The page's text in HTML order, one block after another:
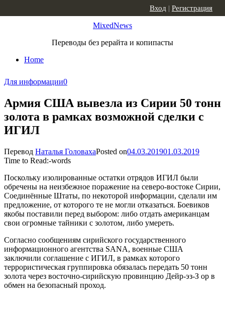
MixedNews
Переводы без рерайта и копипасты
Home
Вход | Регистрация
Для информации0
Армия США вывезла из Сирии 50 тонн
золота в рамках возможной сделки с
ИГИЛ
Перевод Наталья ГоловахаPosted on04.03.201901.03.2019
Time to Read:-words
Поскольку изолированные остатки отрядов ИГИЛ были
обречены на неизбежное поражение на северо-востоке Сирии,
Соединённые Штаты, по некоторой информации, сделали им
предложение, от которого те не могли отказаться. Боевиков
якобы поставили перед выбором: либо отдать американцам
свои огромные тайники с золотом, либо умереть.
Согласно сообщениям сирийского государственного
информационного агентства SANA, военные США
заключили соглашение с ИГИЛ, в рамках которого
террористическая группировка обязалась передать 50 тонн
золота через восточно-сирийскую провинцию Дейр-эз-З ор в
обмен на безопасный проход.